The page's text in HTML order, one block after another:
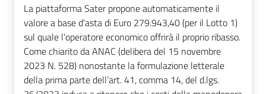
La piattaforma Sater propone automaticamente il
valore a base d'asta di Euro 279.943,40 (per il Lotto 1)
sul quale l'operatore economico offrirà il proprio ribasso.
Come chiarito da ANAC (delibera del 15 novembre
2023 N. 528) nonostante la formulazione letterale
della prima parte dell’art. 41, comma 14, del d.lgs.